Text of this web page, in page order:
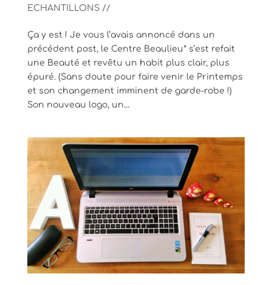
ECHANTILLONS //
Ça y est ! Je vous l’avais annoncé dans un
précédent post, le Centre Beaulieu* s’est refait
une Beauté et revêtu un habit plus clair, plus
épuré. (Sans doute pour faire venir le Printemps
et son changement imminent de garde-robe !)
Son nouveau logo, un...